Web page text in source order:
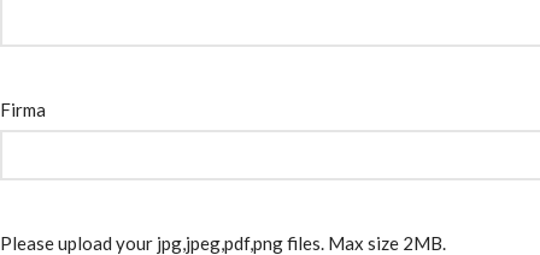
Firma
Please upload your jpg,jpeg,pdf,png files. Max size 2MB.